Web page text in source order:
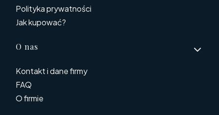
Polityka prywatności
Jak kupować?
O nas
Kontakt i dane firmy
FAQ
O firmie